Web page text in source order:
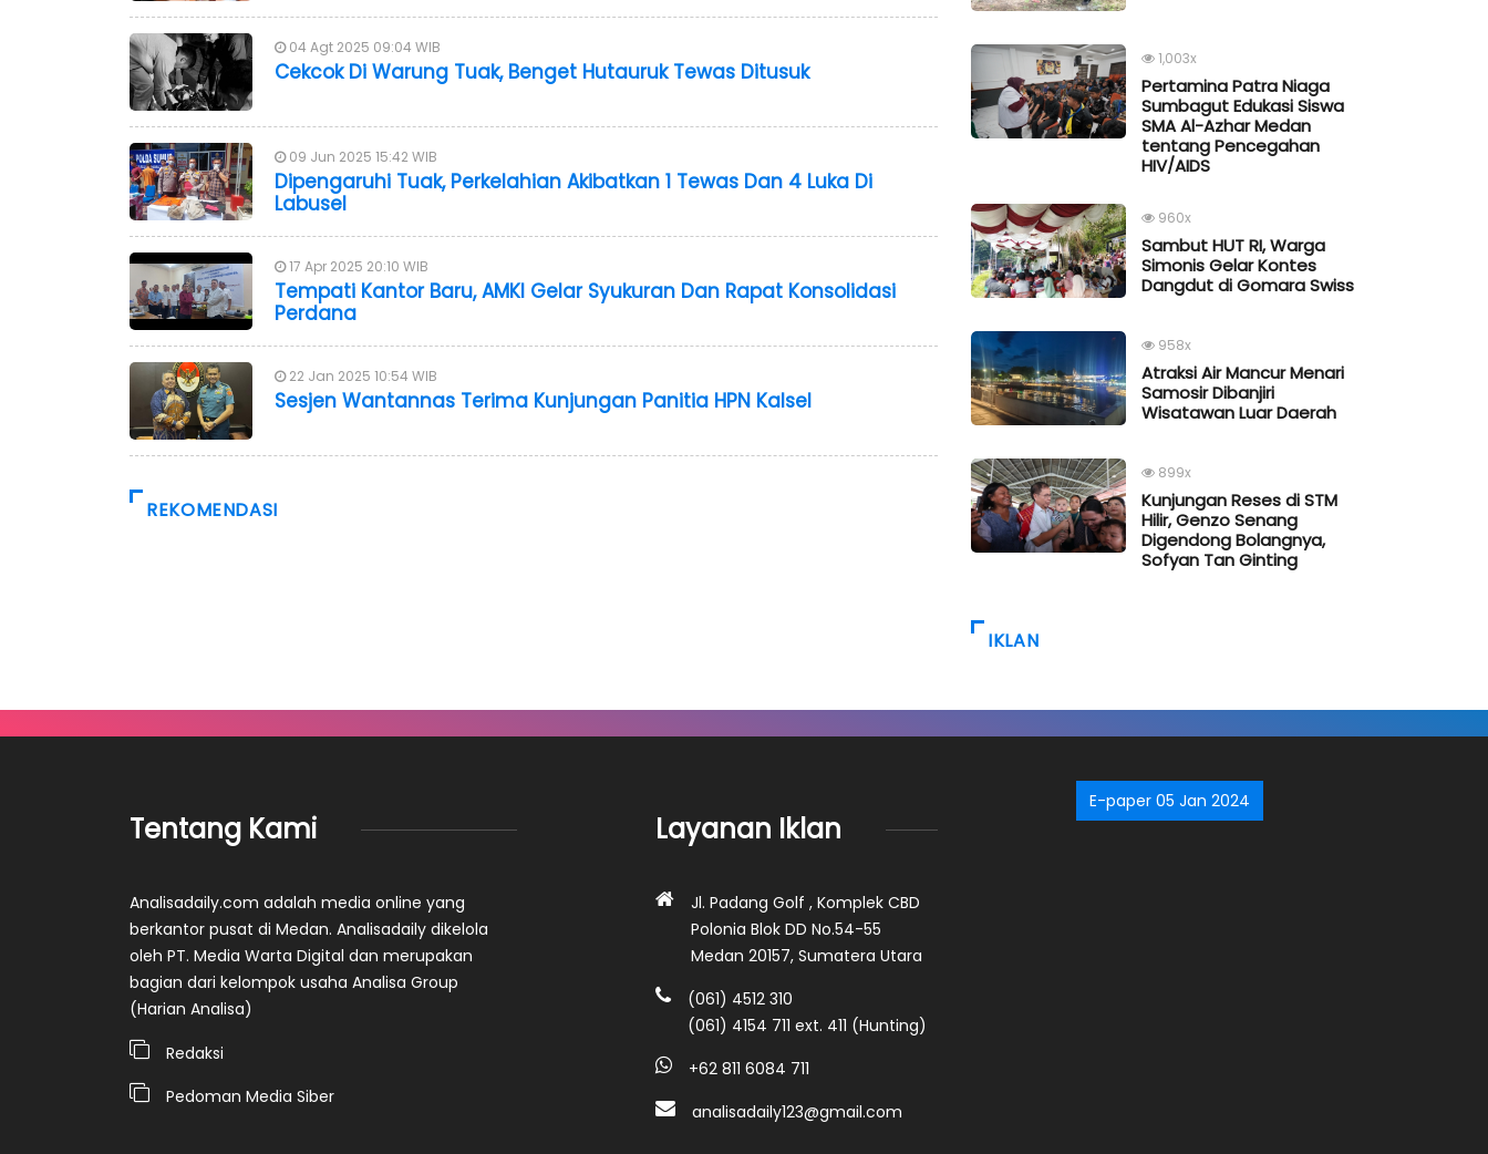
04 Agt 2025 09:04 WIB
Cekcok Di Warung Tuak, Benget Hutauruk Tewas Ditusuk
09 Jun 2025 15:42 WIB
Dipengaruhi Tuak, Perkelahian Akibatkan 1 Tewas Dan 4 Luka Di
Labusel
17 Apr 2025 20:10 WIB
Tempati Kantor Baru, AMKI Gelar Syukuran Dan Rapat Konsolidasi
Perdana
22 Jan 2025 10:54 WIB
Sesjen Wantannas Terima Kunjungan Panitia HPN Kalsel
REKOMENDASI
1,003x
Pertamina Patra Niaga
Sumbagut Edukasi Siswa
SMA Al-Azhar Medan
tentang Pencegahan
HIV/AIDS
960x
Sambut HUT RI, Warga
Simonis Gelar Kontes
Dangdut di Gomara Swiss
958x
Atraksi Air Mancur Menari
Samosir Dibanjiri
Wisatawan Luar Daerah
899x
Kunjungan Reses di STM
Hilir, Genzo Senang
Digendong Bolangnya,
Sofyan Tan Ginting
IKLAN
Tentang Kami
Analisadaily.com adalah media online yang
berkantor pusat di Medan. Analisadaily dikelola
oleh PT. Media Warta Digital dan merupakan
bagian dari kelompok usaha Analisa Group
(Harian Analisa)
Redaksi
Pedoman Media Siber
Layanan Iklan
Jl. Padang Golf , Komplek CBD
Polonia Blok DD No.54-55
Medan 20157, Sumatera Utara
(061) 4512 310
(061) 4154 711 ext. 411 (Hunting)
+62 811 6084 711
analisadaily123@gmail.com
E-paper 05 Jan 2024